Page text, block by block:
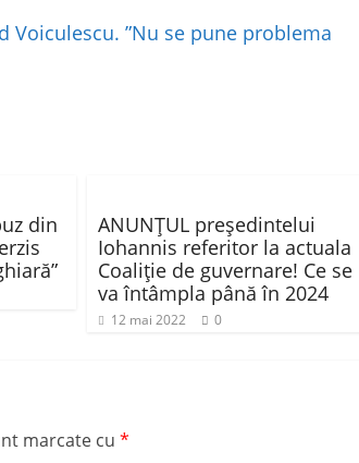
”Nu se pune problema
din
ANUNȚUL președintelui
Iohannis referitor la actuala
Coaliție de guvernare! Ce se
va întâmpla până în 2024
12 mai 2022 0
marcate cu *